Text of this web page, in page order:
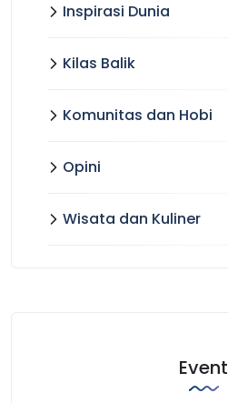
Inspirasi Dunia
Kilas Balik
Komunitas dan Hobi
Opini
Wisata dan Kuliner
Event